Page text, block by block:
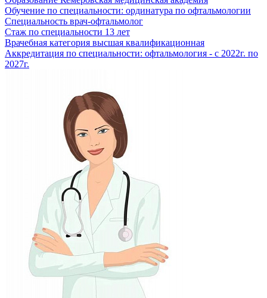
Обучение по специальности: ординатура по офтальмологии
Специальность врач-офтальмолог
Стаж по специальности 13 лет
Врачебная категория высшая квалификационная
Аккредитация по специальности: офтальмология - с 2022г. по
2027г.